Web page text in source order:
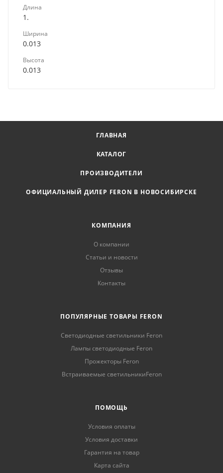
Длина
1.
Ширина
0.013
Высота
0.013
ГЛАВНАЯ
КАТАЛОГ
ПРОИЗВОДИТЕЛИ
ОФИЦИАЛЬНЫЙ ДИЛЕР FERON В НОВОСИБИРСКЕ
КОМПАНИЯ
О компании
Статьи и новости
Отзывы
Контакты
ПОПУЛЯРНЫЕ ТОВАРЫ FERON
Светодиодные светильники Feron
Лампы светодиодные Feron
Прожекторы Feron
Встраиваемые светильникиFeron
ПОМОЩЬ
Условия оплаты
Условия доставки
Гарантия на товар
Карта сайта